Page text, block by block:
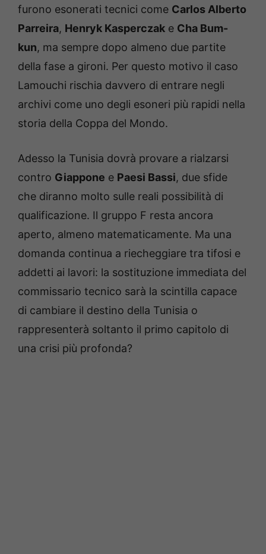
furono esonerati tecnici come Carlos Alberto
Parreira, Henryk Kasperczak e Cha Bum-
kun, ma sempre dopo almeno due partite
della fase a gironi. Per questo motivo il caso
Lamouchi rischia davvero di entrare negli
archivi come uno degli esoneri più rapidi nella
storia della Coppa del Mondo.
Adesso la Tunisia dovrà provare a rialzarsi
contro Giappone e Paesi Bassi, due sfide
che diranno molto sulle reali possibilità di
qualificazione. Il gruppo F resta ancora
aperto, almeno matematicamente. Ma una
domanda continua a riecheggiare tra tifosi e
addetti ai lavori: la sostituzione immediata del
commissario tecnico sarà la scintilla capace
di cambiare il destino della Tunisia o
rappresenterà soltanto il primo capitolo di
una crisi più profonda?